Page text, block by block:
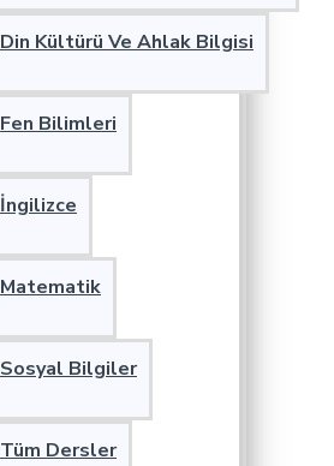
Din Kültürü Ve Ahlak Bilgisi
Fen Bilimleri
İngilizce
Matematik
Sosyal Bilgiler
Tüm Dersler